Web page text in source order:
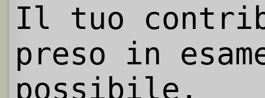
Il tuo
preso in
possibile.